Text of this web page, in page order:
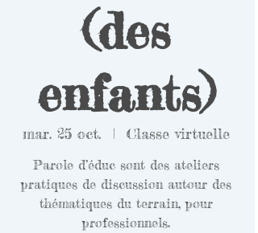
(des
enfants)
mar. 25 oct.
  |
Classe virtuelle
Parole d’éduc sont des ateliers
pratiques de discussion autour des
thématiques du terrain, pour
professionnels.